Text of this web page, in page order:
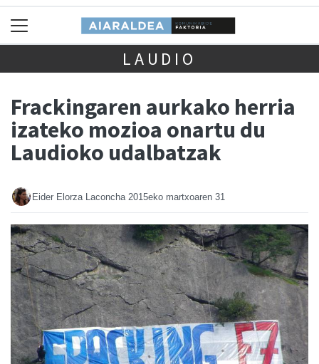
LAUDIO
Frackingaren aurkako herria
izateko mozioa onartu du
Laudioko udalbatzak
Eider Elorza Laconcha 2015eko martxoaren 31